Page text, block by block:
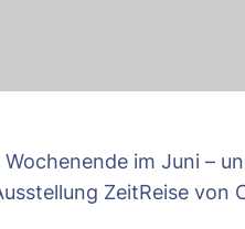
Wochenende im Juni –
ZeitReise